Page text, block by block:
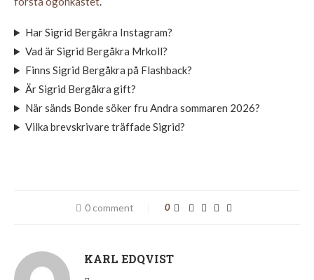
Har Sigrid Bergåkra Instagram?
Vad är Sigrid Bergåkra Mrkoll?
Finns Sigrid Bergåkra på Flashback?
Är Sigrid Bergåkra gift?
När sänds Bonde söker fru Andra sommaren 2026?
Vilka brevskrivare träffade Sigrid?
0 comment 0
KARL EDQVIST